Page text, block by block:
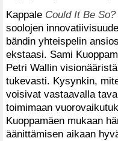
Kappale Could It Be So?
soolojen
bändin yhteispelin
ekstaasi. Sami
Petri Wallin
tukevasti. Kysynkin,
voisivat vastaavalla
toimimaan
Kuoppamäen mukaan
äänittämisen aikaan